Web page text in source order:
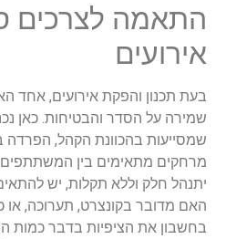
התאמה לצרכים
אירועים
בעת תכנון והפקת אירועים, אחד
שמירה על הסדר והבטיחות. כאן
שמסייעות בהכוונת הקהל, הפרדה
מרחקים מתאימים בין
יתנהל חלק וללא תקלות, יש
האם מדובר בקונצרט, תערוכה, או
בחשבון את הציפיות בדבר כמות